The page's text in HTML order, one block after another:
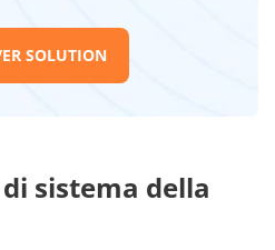
SOLUTION
sistema della